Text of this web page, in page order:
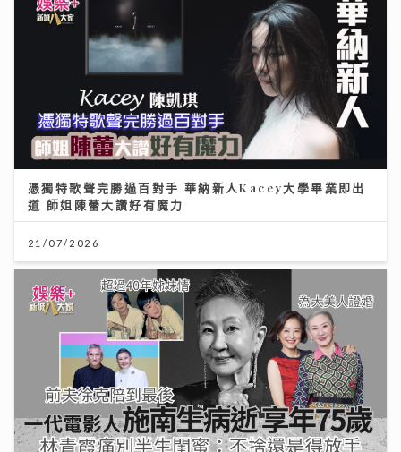
憑獨特歌聲完勝過百對手 華納新人Kacey大學畢業即出
道 師姐陳蕾大讚好有魔力
21/07/2026